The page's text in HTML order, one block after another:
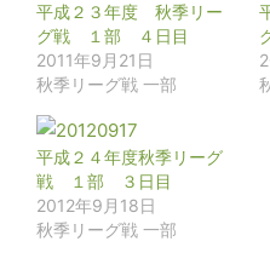
平成２３年度 秋季リー
グ戦 １部 ４日目
2011年9月21日
秋季リーグ戦 一部
平成２４年度秋季リーグ
戦 １部 ３日目
2012年9月18日
秋季リーグ戦 一部